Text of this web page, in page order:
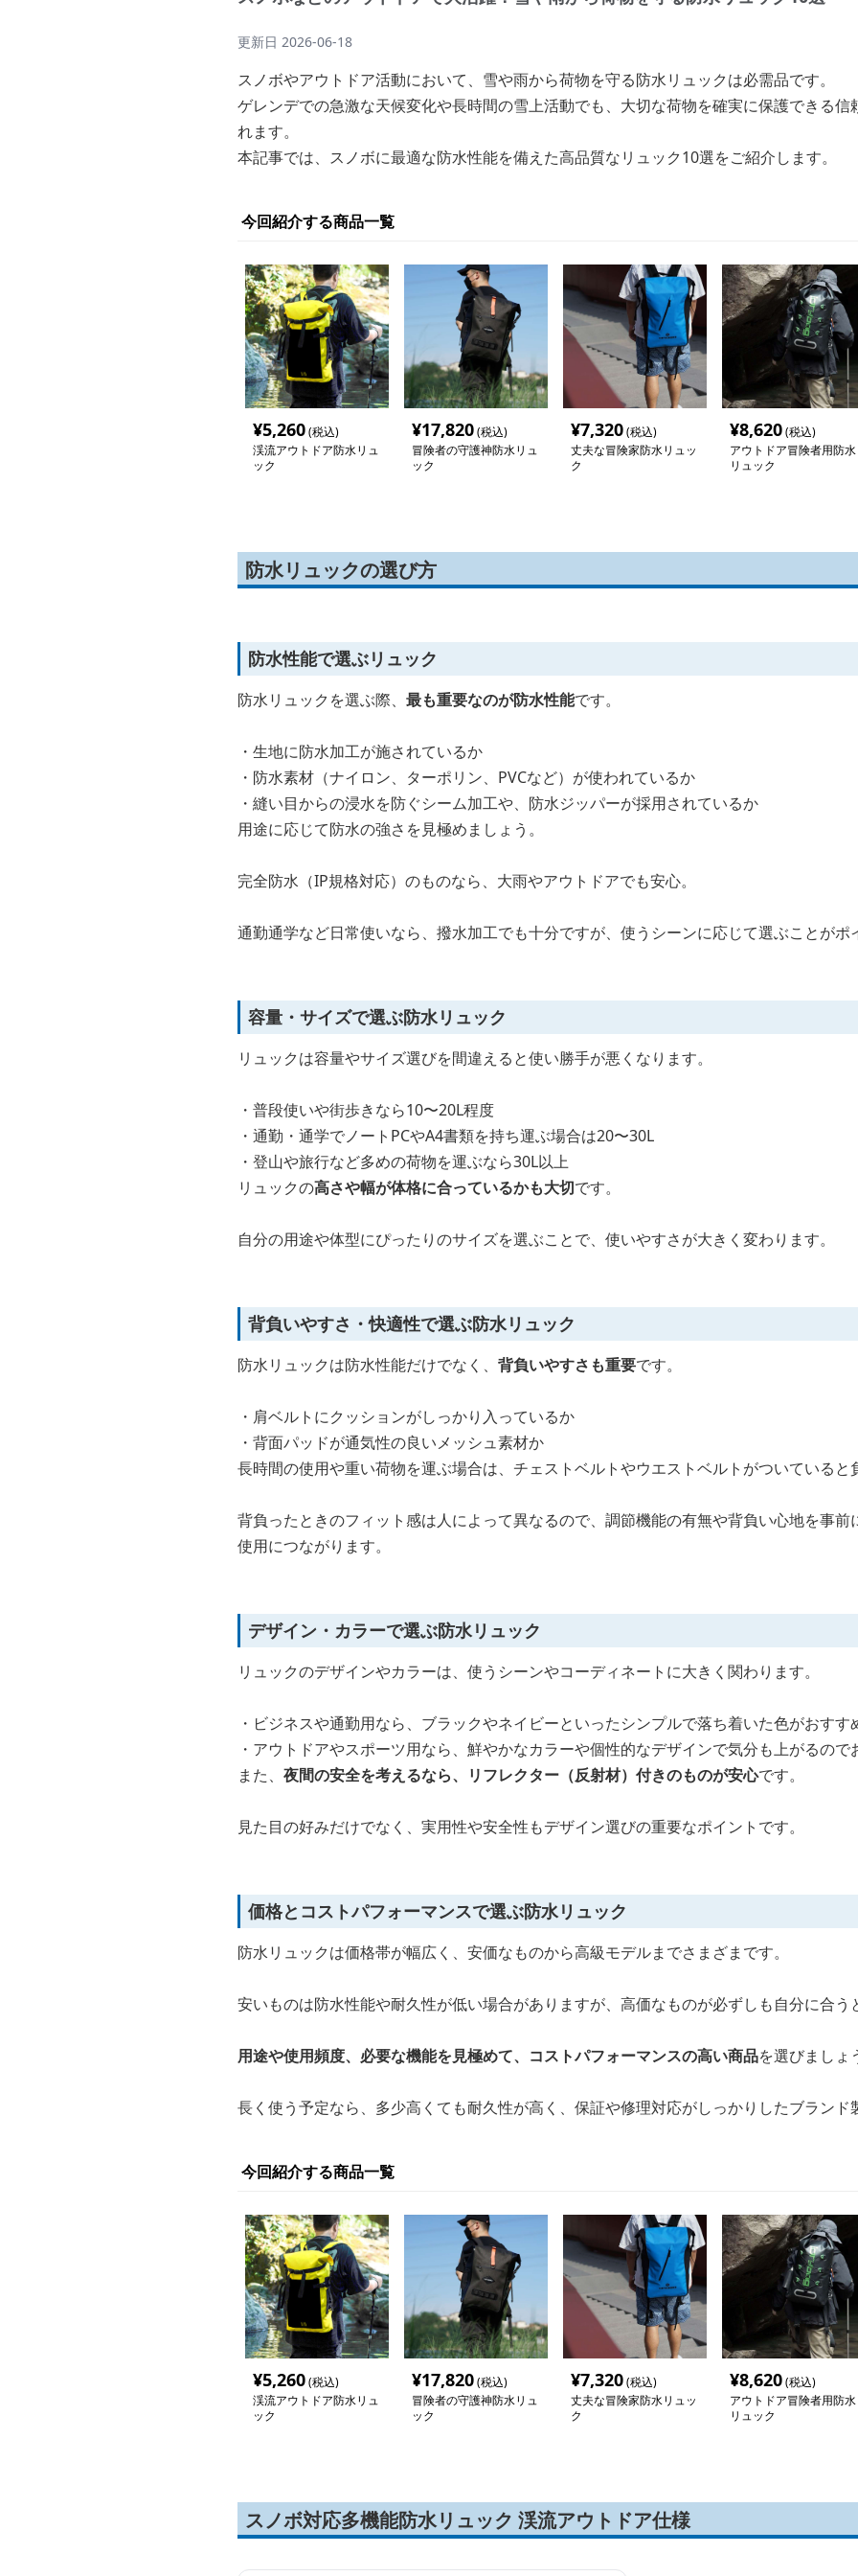
更新日 2026-06-18
スノボやアウトドア活動において、雪や雨から荷物を守る防水リュックは必需品です。
ゲレンデでの急激な天候変化や長時間の雪上活動でも、大切な荷物を確実に保護できる信
れます。
本記事では、スノボに最適な防水性能を備えた高品質なリュック10選をご紹介します。
今回紹介する商品一覧
¥5,260(税込)
渓流アウトドア防水リュ
ック
¥17,820(税込)
冒険者の守護神防水リュ
ック
¥7,320(税込)
丈夫な冒険家防水リュッ
ク
¥8,620(税込)
アウトドア冒険者用防水
リュック
防水リュックの選び方
防水性能で選ぶリュック
防水リュックを選ぶ際、 最も重要なのが防水性能です。
・生地に防水加工が施されているか
・防水素材（ナイロン、ターポリン、PVCなど）が使われているか
・縫い目からの浸水を防ぐシーム加工や、防水ジッパーが採用されているか
用途に応じて防水の強さを見極めましょう。
完全防水（IP規格対応）のものなら、大雨やアウトドアでも安心。
通勤通学など日常使いなら、撥水加工でも十分ですが、使うシーンに応じて選ぶことがポ
容量・サイズで選ぶ防水リュック
リュックは容量やサイズ選びを間違えると使い勝手が悪くなります。
・普段使いや街歩きなら10〜20L程度
・通勤・通学でノートPCやA4書類を持ち運ぶ場合は20〜30L
・登山や旅行など多めの荷物を運ぶなら30L以上
リュックの高さや幅が体格に合っているかも大切です。
自分の用途や体型にぴったりのサイズを選ぶことで、使いやすさが大きく変わります。
背負いやすさ・快適性で選ぶ防水リュック
防水リュックは防水性能だけでなく、 背負いやすさも重要です。
・肩ベルトにクッションがしっかり入っているか
・背面パッドが通気性の良いメッシュ素材か
長時間の使用や重い荷物を運ぶ場合は、チェストベルトやウエストベルトがついていると
背負ったときのフィット感は人によって異なるので、調節機能の有無や背負い心地を事前
使用につながります。
デザイン・カラーで選ぶ防水リュック
リュックのデザインやカラーは、使うシーンやコーディネートに大きく関わります。
・ビジネスや通勤用なら、ブラックやネイビーといったシンプルで落ち着いた色がおすす
・アウトドアやスポーツ用なら、鮮やかなカラーや個性的なデザインで気分も上がるので
また、 夜間の安全を考えるなら、リフレクター（反射材）付きのものが安心です。
見た目の好みだけでなく、実用性や安全性もデザイン選びの重要なポイントです。
価格とコストパフォーマンスで選ぶ防水リュック
防水リュックは価格帯が幅広く、安価なものから高級モデルまでさまざまです。
安いものは防水性能や耐久性が低い場合がありますが、高価なものが必ずしも自分に合う
用途や使用頻度、必要な機能を見極めて、コストパフォーマンスの高い商品を選びましょ
長く使う予定なら、多少高くても耐久性が高く、保証や修理対応がしっかりしたブランド
今回紹介する商品一覧
¥5,260(税込)
渓流アウトドア防水リュ
ック
¥17,820(税込)
冒険者の守護神防水リュ
ック
¥7,320(税込)
丈夫な冒険家防水リュッ
ク
¥8,620(税込)
アウトドア冒険者用防水
リュック
スノボ対応多機能防水リュック 渓流アウトドア仕様